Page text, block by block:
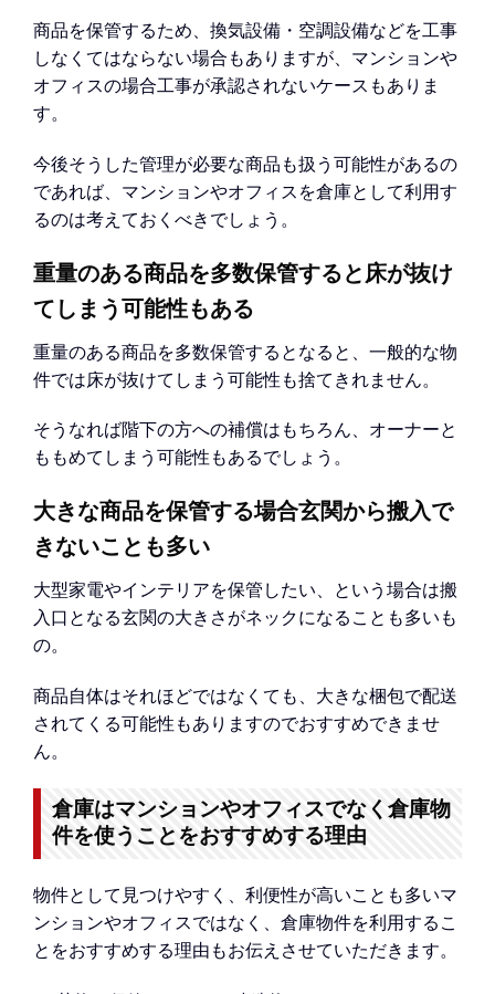
商品を保管するため、換気設備・空調設備などを工事
しなくてはならない場合もありますが、マンションや
オフィスの場合工事が承認されないケースもありま
す。
今後そうした管理が必要な商品も扱う可能性があるの
であれば、マンションやオフィスを倉庫として利用す
るのは考えておくべきでしょう。
重量のある商品を多数保管すると床が抜け
てしまう可能性もある
重量のある商品を多数保管するとなると、一般的な物
件では床が抜けてしまう可能性も捨てきれません。
そうなれば階下の方への補償はもちろん、オーナーと
ももめてしまう可能性もあるでしょう。
大きな商品を保管する場合玄関から搬入で
きないことも多い
大型家電やインテリアを保管したい、という場合は搬
入口となる玄関の大きさがネックになることも多いも
の。
商品自体はそれほどではなくても、大きな梱包で配送
されてくる可能性もありますのでおすすめできませ
ん。
倉庫はマンションやオフィスでなく倉庫物
件を使うことをおすすめする理由
物件として見つけやすく、利便性が高いことも多いマ
ンションやオフィスではなく、倉庫物件を利用するこ
とをおすすめする理由もお伝えさせていただきます。